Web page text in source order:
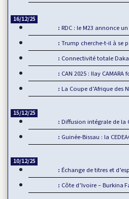
16/12/25
RDC : le M23 annonce
Trump cherche-t-il à se
Connectivité totale Dakar-
CAN 2025 : Ilay CAMARA
La Coupe d’Afrique des
15/12/25
Diffusion intégrale de la
Guinée-Bissau : la
10/12/25
Échange de titres et
Côte d’Ivoire – Burkina